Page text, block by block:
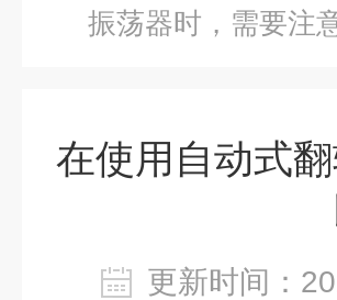
振荡器时，需要注
在使用自动式
更新时间